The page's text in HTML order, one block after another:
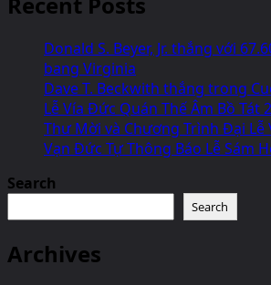
Donald S. Beyer, Jr. thắng với
bang Virginia
Dave T. Beckwith thắng trong
Lễ Vía Đức Quán Thế Âm Bồ
Thư Mời và Chương Trình Đại Lễ
Vạn Đức Tự Thông Báo Lễ Sám
Search
Search
Archives